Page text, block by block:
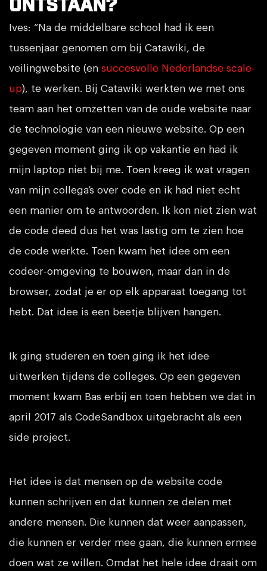
ontstaan?
Ives: “Na de middelbare school had ik een
tussenjaar genomen om bij Catawiki, de
veilingwebsite (en succesvolle Nederlandse scale-
up), te werken. Bij Catawiki werkten we met ons
team aan het omzetten van de oude website naar
de technologie van een nieuwe website. Op een
gegeven moment ging ik op vakantie en had ik
mijn laptop niet bij me. Toen kreeg ik wat vragen
van mijn collega’s over code en ik had niet echt
een manier om te antwoorden. Ik kon niet zien wat
de code deed dus het was lastig om te zien hoe
de code werkte. Toen kwam het idee om een
codeer-omgeving te bouwen, maar dan in de
browser, zodat je er op elk apparaat toegang tot
hebt. Dat idee is een beetje blijven hangen.
Ik ging studeren en toen ging ik het idee
uitwerken tijdens de colleges. Op een gegeven
moment kwam Bas erbij en toen hebben we dat in
april 2017 als CodeSandbox uitgebracht als een
side project.
Het idee is dat mensen op de website code
kunnen schrijven en dat kunnen ze delen met
andere mensen. Die kunnen dat weer aanpassen,
die kunnen er verder mee gaan, die kunnen ermee
doen wat ze willen. Omdat het hele idee draait om